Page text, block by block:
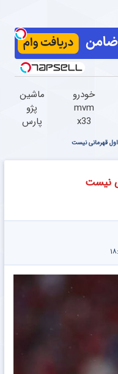
خودرو
mvm
x33
بفروشی؟
اینجا به
فروش
ماشین
پژو
پارس
داری؟
قهرمانی نیست
نیست